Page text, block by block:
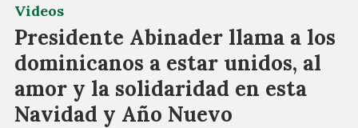
Presidente Abinader llama a los
dominicanos a estar unidos, al
amor y la solidaridad en esta
Navidad y Año Nuevo
Videos